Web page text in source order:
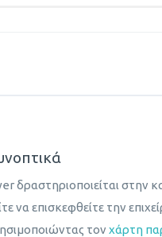
δραστηριοποιείται στην
να επισκεφθείτε την
τον χάρτη